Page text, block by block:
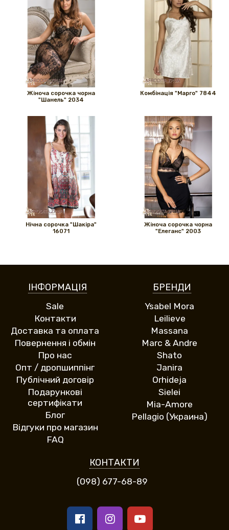
Жіноча сорочка чорна
"Шанель" 2034
Комбінація "Марго" 7844
Нічна сорочка "Шакіра"
16071
Жіноча сорочка чорна
"Елеганс" 2003
ІНФОРМАЦІЯ
Sale
Контакти
Доставка та оплата
Повернення і обмін
Про нас
Опт / дропшиппінг
Публічний договір
Подарункові
сертифікати
Блог
Відгуки про магазин
FAQ
БРЕНДИ
Ysabel Mora
Leilieve
Massana
Marc & Andre
Shato
Janira
Orhideja
Sielei
Mia-Amore
Pellagio (Украина)
КОНТАКТИ
(098) 677-68-89